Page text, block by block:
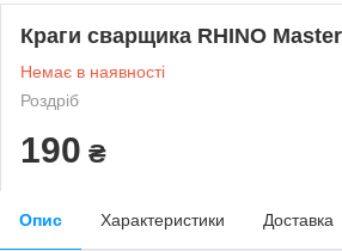
Краги сварщика RHINO Master
Немає в наявності
Роздріб
190 ₴
Опис Характеристики Доставка